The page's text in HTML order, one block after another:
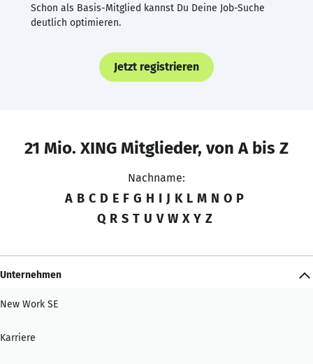
Schon als Basis-Mitglied kannst Du Deine Job-Suche
deutlich optimieren.
Jetzt registrieren
21 Mio. XING Mitglieder, von A bis Z
Nachname:
A B C D E F G H I J K L M N O P
Q R S T U V W X Y Z
Unternehmen
New Work SE
Karriere